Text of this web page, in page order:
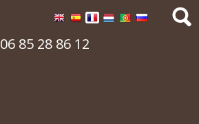
06 85 28 86 12